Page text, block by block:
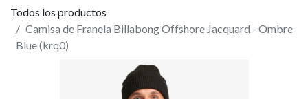
Todos los productos
Camisa de Franela Billabong Offshore Jacquard - Ombre
Blue (krq0)